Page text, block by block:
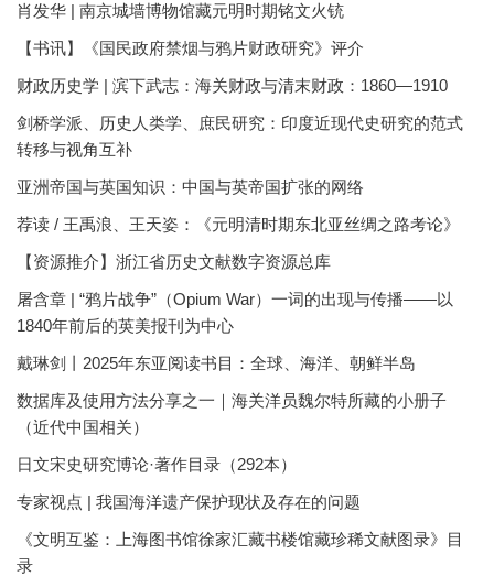
肖发华 | 南京城墙博物馆藏元明时期铭文火铳
【书讯】《国民政府禁烟与鸦片财政研究》评介
财政历史学 | 滨下武志：海关财政与清末财政：1860—1910
剑桥学派、历史人类学、庶民研究：印度近现代史研究的范式
转移与视角互补
亚洲帝国与英国知识：中国与英帝国扩张的网络
荐读 / 王禹浪、王天姿：《元明清时期东北亚丝绸之路考论》
【资源推介】浙江省历史文献数字资源总库
屠含章 | “鸦片战争”（Opium War）一词的出现与传播——以
1840年前后的英美报刊为中心
戴琳剑丨2025年东亚阅读书目：全球、海洋、朝鲜半岛
数据库及使用方法分享之一｜海关洋员魏尔特所藏的小册子
（近代中国相关）
日文宋史研究博论·著作目录（292本）
专家视点 | 我国海洋遗产保护现状及存在的问题
《文明互鉴：上海图书馆徐家汇藏书楼馆藏珍稀文献图录》目
录